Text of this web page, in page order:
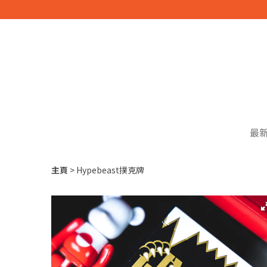
最
主頁 Hypebeast撲克牌